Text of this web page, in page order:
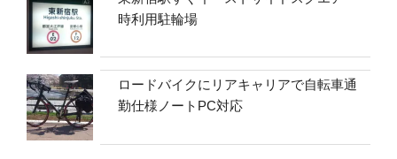
時利用駐輪場
ロードバイクにリアキャリアで自転車通
勤仕様ノートPC対応